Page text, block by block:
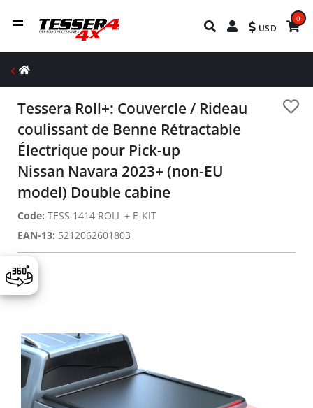
USD
0
Tessera Roll+: Couvercle / Rideau
coulissant de Benne Rétractable
Électrique pour Pick-up
Nissan Navara 2023+ (non-EU
model) Double cabine
Code: TESS 1414 ROLL + E-KIT
EAN-13: 5212062601803